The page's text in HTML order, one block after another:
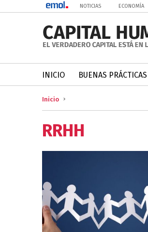
NOTICIAS ECONOMÍA
INICIO BUENAS PRÁCTICAS
Inicio
RRHH